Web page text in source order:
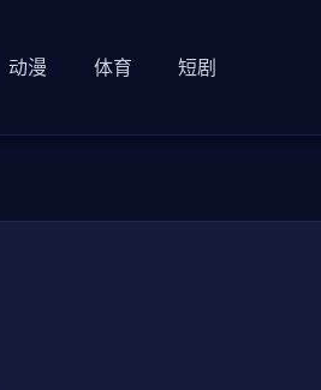
动漫 体育 短剧